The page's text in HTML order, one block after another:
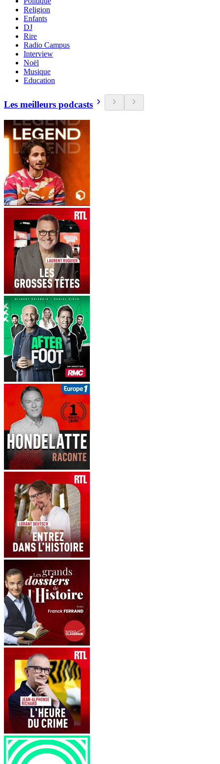
Religion
Enfants
DJ
Rire
Radio Campus
Interview
Noël
Musique
Education
Les meilleurs podcasts